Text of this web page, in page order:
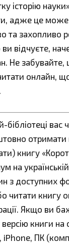
історію
адже це
та захопливо
відчуєте,
Не забувайте,
онлайн,
бібліотеці вас
отримати
книгу
на
з доступних
читати книгу
Якщо ви
книги
iPhone, ПК